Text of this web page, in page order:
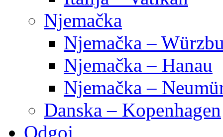
Njemačka
Njemačka –
Njemačka – Hanau
Njemačka –
Danska – Kopenhagen
Odgoj